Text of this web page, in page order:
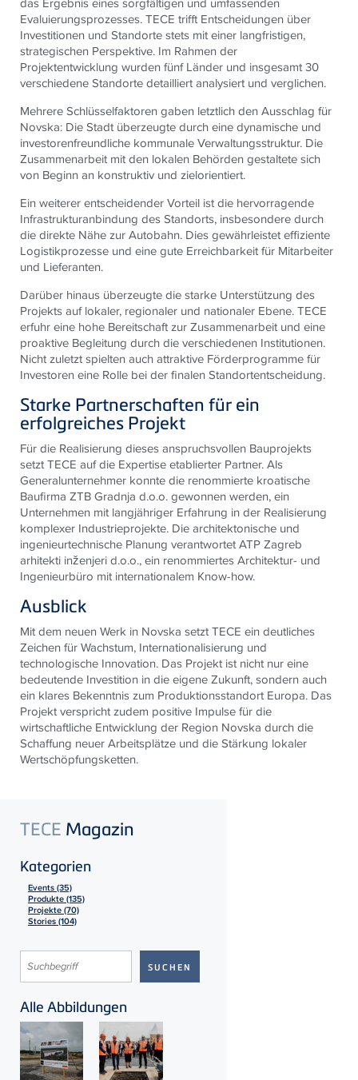
Evaluierungsprozesses.TECE trifft Entscheidungen über
Investitionen und Standorte stets mit einer langfristigen,
strategischen Perspektive. Im Rahmen der
Projektentwicklung wurden fünf Länder und insgesamt 30
verschiedene Standorte detailliert analysiert und verglichen.
Mehrere Schlüsselfaktoren gaben letztlich den Ausschlag für
Novska: Die Stadt überzeugte durch eine dynamische und
investorenfreundliche kommunale Verwaltungsstruktur. Die
Zusammenarbeit mit den lokalen Behörden gestaltete sich
von Beginn an konstruktiv und zielorientiert.
Ein weiterer entscheidender Vorteil ist die hervorragende
Infrastrukturanbindung des Standorts, insbesondere durch
die direkte Nähe zur Autobahn. Dies gewährleistet effiziente
Logistikprozesse und eine gute Erreichbarkeit für Mitarbeiter
und Lieferanten.
Darüber hinaus überzeugte die starke Unterstützung des
Projekts auf lokaler, regionaler und nationaler Ebene.TECE
erfuhr eine hohe Bereitschaft zur Zusammenarbeit und eine
proaktive Begleitung durch die verschiedenen Institutionen.
Nicht zuletzt spielten auch attraktive Förderprogramme für
Investoren eine Rolle bei der finalen Standortentscheidung.
Starke Partnerschaften für ein
erfolgreiches Projekt
Für die Realisierung dieses anspruchsvollen Bauprojekts
setztTECE auf die Expertise etablierter Partner. Als
Generalunternehmer konnte die renommierte kroatische
Baufirma ZTB Gradnja d.o.o. gewonnen werden, ein
Unternehmen mit langjähriger Erfahrung in der Realisierung
komplexer Industrieprojekte. Die architektonische und
ingenieurtechnische Planung verantwortet ATP Zagreb
arhitekti inženjeri d.o.o., ein renommiertes Architektur- und
Ingenieurbüro mit internationalem Know-how.
Ausblick
Mit dem neuen Werk in Novska setztTECE ein deutliches
Zeichen für Wachstum, Internationalisierung und
technologische Innovation. Das Projekt ist nicht nur eine
bedeutende Investition in die eigene Zukunft, sondern auch
ein klares Bekenntnis zum Produktionsstandort Europa. Das
Projekt verspricht zudem positive Impulse für die
wirtschaftliche Entwicklung der Region Novska durch die
Schaffung neuer Arbeitsplätze und die Stärkung lokaler
Wertschöpfungsketten.
TECE Magazin
Kategorien
Events (35)
Produkte (135)
Projekte (70)
Stories (104)
Alle Abbildungen